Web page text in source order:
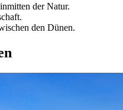
der Natur.
den Dünen.